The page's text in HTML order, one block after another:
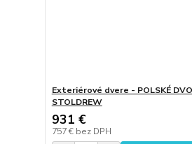
Exteriérové dvere - POLSKÉ
STOLDREW
931 €
757 € bez DPH